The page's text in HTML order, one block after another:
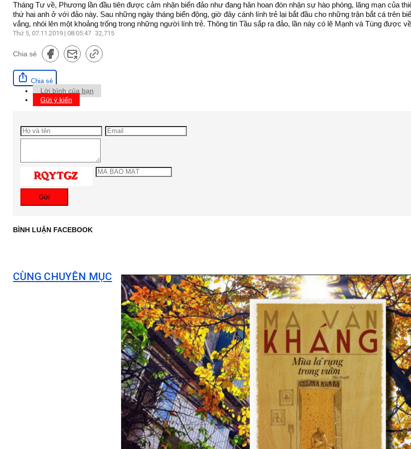
Tháng Tư về, Phương lần đầu tiên được cảm nhận biển đảo như đang hân hoan đón nhận sự hào phóng, lãng mạn của
thứ hai anh ở với đảo này. Sau những ngày tháng biển động, giờ đây cánh lính trẻ lại bắt đầu cho những trận bắt cá trên
vắng, nhói lên một khoảng trống trong những người lính trẻ. Thông tin Tầu sắp ra đảo, lần này có lẽ Mạnh và Tùng được
Thứ 5, 07.11.2019 | 08:05:47 32,715
Chia sẻ
Chia sẻ
Lời bình của bạn
Gửi ý kiến
Gửi
BÌNH LUẬN FACEBOOK
CÙNG CHUYÊN MỤC